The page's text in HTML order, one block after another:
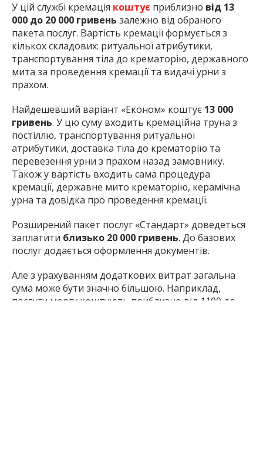
У цій службі кремація коштує приблизно від 13
000 до 20 000 гривень залежно від обраного
пакета послуг. Вартість кремації формується з
кількох складових: ритуальної атрибутики,
транспортування тіла до крематорію, державного
мита за проведення кремації та видачі урни з
прахом.
Найдешевший варіант «Економ» коштує 13 000
гривень. У цю суму входить кремаційна труна з
постіллю, транспортування ритуальної
атрибутики, доставка тіла до крематорію та
перевезення урни з прахом назад замовнику.
Також у вартість входить сама процедура
кремації, державне мито крематорію, керамічна
урна та довідка про проведення кремації.
Розширений пакет послуг «Стандарт» доведеться
заплатити близько 20 000 гривень. До базових
послуг додається оформлення документів.
Але з урахуванням додаткових витрат загальна
сума може бути значно більшою. Наприклад,
послуги моргу коштують приблизно від 1100 до